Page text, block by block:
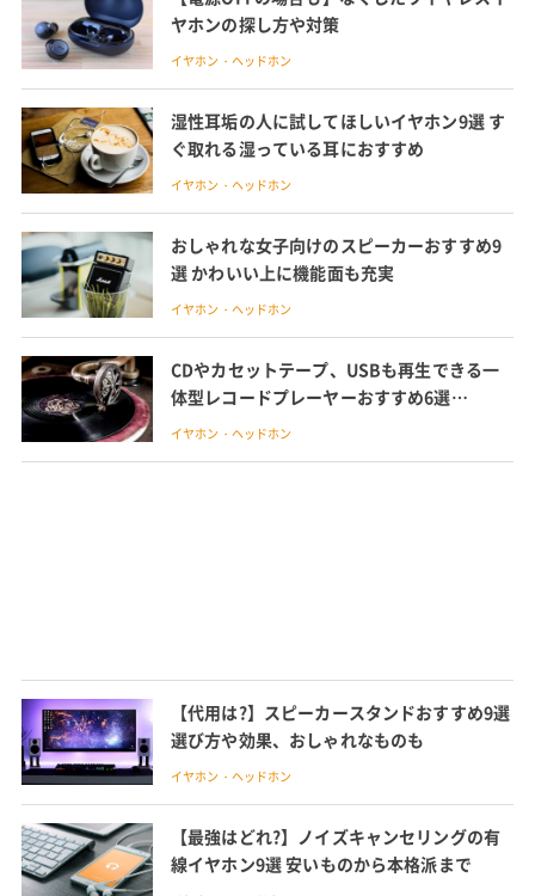
ヤホンの探し方や対策
イヤホン・ヘッドホン
湿性耳垢の人に試してほしいイヤホン9選 す
ぐ取れる湿っている耳におすすめ
イヤホン・ヘッドホン
おしゃれな女子向けのスピーカーおすすめ9
選 かわいい上に機能面も充実
イヤホン・ヘッドホン
CDやカセットテープ、USBも再生できる一
体型レコードプレーヤーおすすめ6選
bluetooth対応機種も紹介
イヤホン・ヘッドホン
【代用は?】スピーカースタンドおすすめ9選
選び方や効果、おしゃれなものも
イヤホン・ヘッドホン
【最強はどれ?】ノイズキャンセリングの有
線イヤホン9選 安いものから本格派まで